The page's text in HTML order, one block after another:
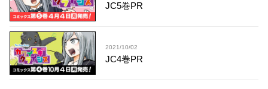
JC5巻PR
2021/10/02
JC4巻PR